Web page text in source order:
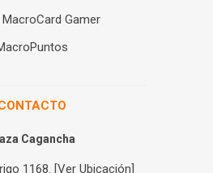
Gamer
Cagancha
1168. [Ver Ubicación]